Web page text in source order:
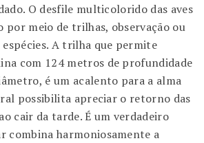
O desfile multicolorido das aves
por meio de trilhas, observação ou
A trilha que permite
com 124 metros de profundidade
é um acalento para a alma
possibilita apreciar o retorno das
cair da tarde. É um verdadeiro
combina harmoniosamente a